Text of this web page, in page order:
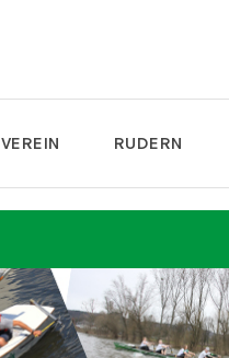
VEREIN RUDERN